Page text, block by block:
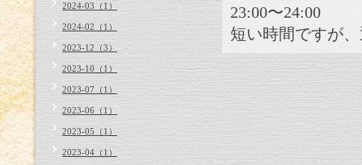
23:00〜24:00
短い時間ですが
2024-03（1）
2024-02（1）
2023-12（3）
2023-10（1）
2023-07（1）
2023-06（1）
2023-05（1）
2023-04（1）